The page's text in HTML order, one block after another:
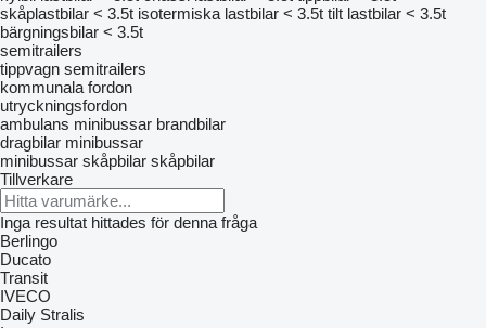
skåplastbilar < 3.5t isotermiska lastbilar < 3.5t tilt lastbilar < 3.5t
bärgningsbilar < 3.5t
semitrailers
tippvagn semitrailers
kommunala fordon
utryckningsfordon
ambulans minibussar brandbilar
dragbilar minibussar
minibussar skåpbilar skåpbilar
Tillverkare
Inga resultat hittades för denna fråga
Berlingo
Ducato
Transit
IVECO
Daily Stralis